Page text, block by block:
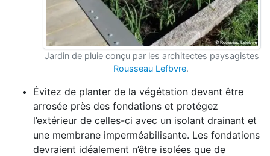
Jardin de pluie conçu par les architectes paysagistes
Rousseau Lefbvre.
Évitez de planter de la végétation devant être
arrosée près des fondations et protégez
l’extérieur de celles-ci avec un isolant drainant et
une membrane imperméabilisante. Les fondations
devraient idéalement n’être isolées que de